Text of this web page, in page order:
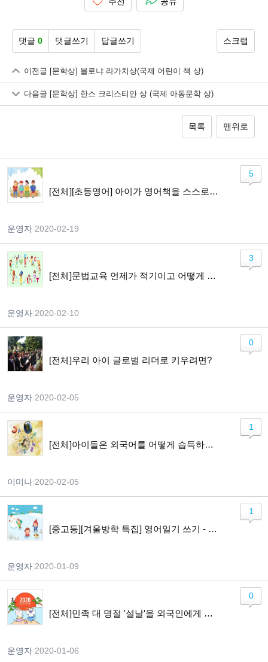
댓글 0 댓글쓰기 답글쓰기 스크랩
이전글 [문학상] 볼로냐 라가치상(국제 어린이 책 상)
다음글 [문학상] 한스 크리스티안 상 (국제 아동문학 상)
목록 맨위로
[전체][초등영어] 아이가 영어책을 스스로 읽기까지
운영자 2020-02-19
5
[전체]문법교육 언제가 적기이고 어떻게 가르쳐야 하나요?
운영자 2020-02-10
3
[전체]우리 아이 글로벌 리더로 키우려면?
운영자 2020-02-05
0
[전체]아이들은 외국어를 어떻게 습득하게 되나요?
이미나 2020-02-05
1
[중고등][겨울방학 특집] 영어일기 쓰기 - Lets Keep a Diary in English
운영자 2020-01-09
1
[전체]민족 대 명절 '설날'을 외국인에게 소개하기!!
운영자 2020-01-06
0